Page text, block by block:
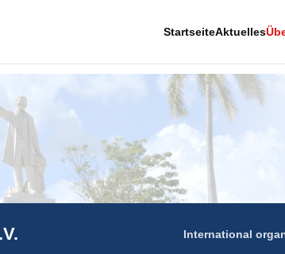
StartseiteAktuelles
International